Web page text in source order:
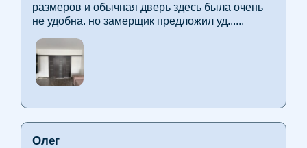
размеров и обычная дверь здесь была очень
не удобна. но замерщик предложил уд......
Олег